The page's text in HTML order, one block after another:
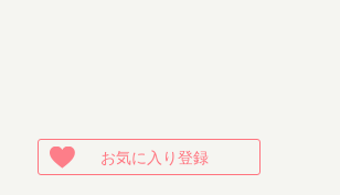
お気に入り登録